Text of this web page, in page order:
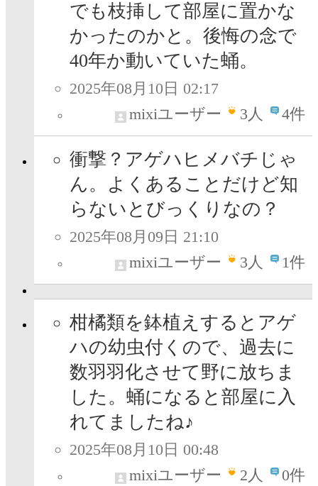
でも枝挿して部屋に置かな
かったのかと。後悔の念で
40年か動いていた蛹。
2025年08月10日 02:17
mixiユーザー
3人 4件
衝撃？アゲハヒメバチじゃ
ん。よくあることだけど知
らないとびっくりなの？
2025年08月09日 21:10
mixiユーザー
3人 1件
柑橘類を鉢植えするとアゲ
ハの幼虫付くので、過去に
数羽羽化させて野に放ちま
した。蛹になると部屋に入
れてましたね♪
2025年08月10日 00:48
mixiユーザー
2人 0件